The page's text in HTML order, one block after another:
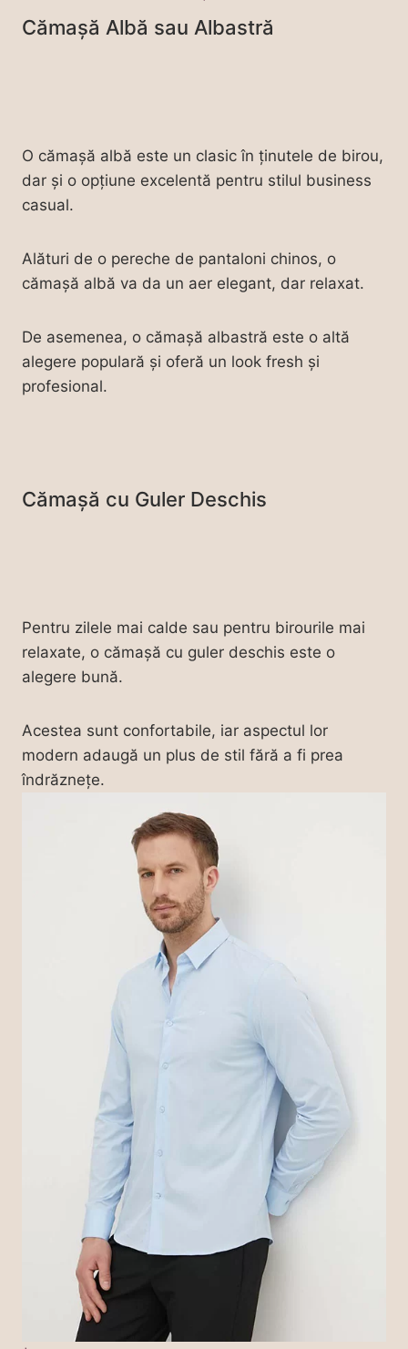
Cămașă Albă sau Albastră
O cămașă albă este un clasic în ținutele de birou,
dar și o opțiune excelentă pentru stilul business
casual.
Alături de o pereche de pantaloni chinos, o
cămașă albă va da un aer elegant, dar relaxat.
De asemenea, o cămașă albastră este o altă
alegere populară și oferă un look fresh și
profesional.
Cămașă cu Guler Deschis
Pentru zilele mai calde sau pentru birourile mai
relaxate, o cămașă cu guler deschis este o
alegere bună.
Acestea sunt confortabile, iar aspectul lor
modern adaugă un plus de stil fără a fi prea
îndrăznețe.